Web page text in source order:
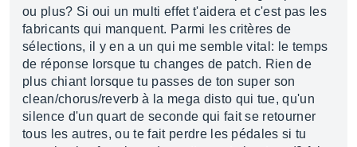
ou plus? Si oui un multi effet t'aidera et c'est pas les
fabricants qui manquent. Parmi les critères de
sélections, il y en a un qui me semble vital: le temps
de réponse lorsque tu changes de patch. Rien de
plus chiant lorsque tu passes de ton super son
clean/chorus/reverb à la mega disto qui tue, qu'un
silence d'un quart de seconde qui fait se retourner
tous les autres, ou te fait perdre les pédales si tu